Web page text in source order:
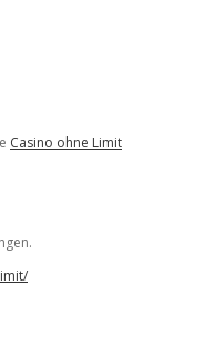
Casino ohne Limit